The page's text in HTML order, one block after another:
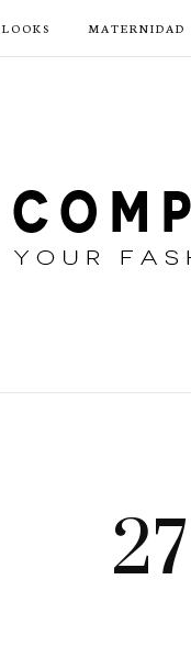
LOOKS MATERNIDAD